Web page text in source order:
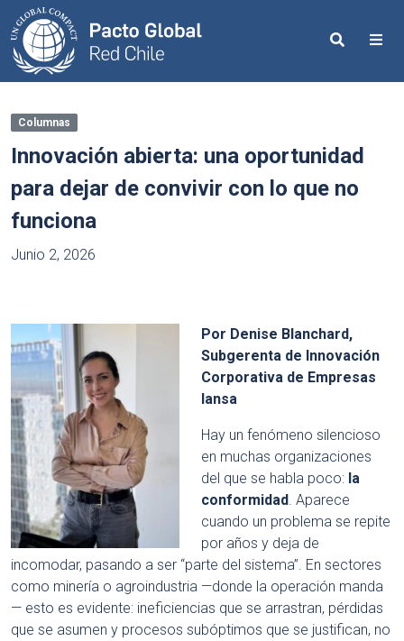
Search
Columnas
Innovación abierta: una oportunidad
para dejar de convivir con lo que no
funciona
Junio 2, 2026
Por Denise Blanchard,
Subgerenta de Innovación
Corporativa de Empresas
Iansa
Hay un fenómeno silencioso
en muchas organizaciones
del que se habla poco: la
conformidad. Aparece
cuando un problema se repite
por años y deja de
incomodar, pasando a ser “parte del sistema”. En sectores
como minería o agroindustria —donde la operación manda
— esto es evidente: ineficiencias que se arrastran, pérdidas
que se asumen y procesos subóptimos que se justifican, no